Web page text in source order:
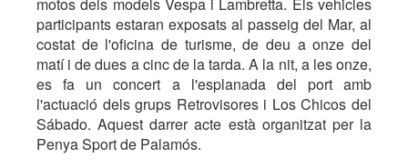
participants estaran exposats al passeig del Mar, al
costat de l'oficina de turisme, de deu a onze del
matí i de dues a cinc de la tarda. A la nit, a les onze,
es fa un concert a l'esplanada del port amb
l'actuació dels grups Retrovisores i Los Chicos del
Sábado. Aquest darrer acte està organitzat per la
Penya Sport de Palamós.